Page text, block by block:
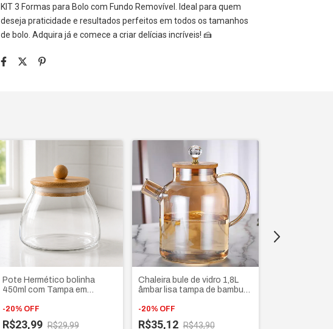
KIT 3 Formas para Bolo com Fundo Removível. Ideal para quem
deseja praticidade e resultados perfeitos em todos os tamanhos
de bolo. Adquira já e comece a criar delícias incríveis! 🍰
Pote Hermético bolinha
450ml com Tampa em
café e açúcar
-20% OFF
R$23,99 R$29,99
Chaleira bule de vidro 1,8L
âmbar lisa tampa de bambu
-20% OFF
R$35,12 R$43,90